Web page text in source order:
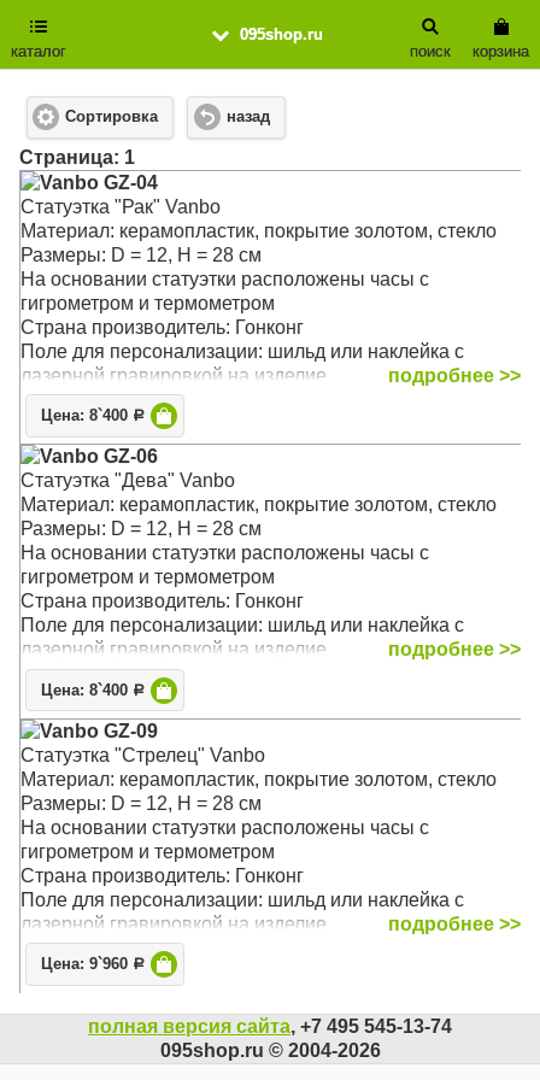
095shop.ru
каталог
корзина
поиск
Сортировка назад
Cтраница: 1
Vanbo GZ-04
Статуэтка "Рак" Vanbo
Материал: керамопластик, покрытие золотом, стекло
Размеры: D = 12, H = 28 см
На основании статуэтки расположены часы с
гигрометром и термометром
Страна производитель: Гонконг
Поле для персонализации: шильд или наклейка с
лазерной гравировкой на изделие
подробнее >>
Цена: 8`400 Р
Vanbo GZ-06
Статуэтка "Дева" Vanbo
Материал: керамопластик, покрытие золотом, стекло
Размеры: D = 12, H = 28 см
На основании статуэтки расположены часы с
гигрометром и термометром
Страна производитель: Гонконг
Поле для персонализации: шильд или наклейка с
лазерной гравировкой на изделие
подробнее >>
Цена: 8`400 Р
Vanbo GZ-09
Статуэтка "Стрелец" Vanbo
Материал: керамопластик, покрытие золотом, стекло
Размеры: D = 12, H = 28 см
На основании статуэтки расположены часы с
гигрометром и термометром
Страна производитель: Гонконг
Поле для персонализации: шильд или наклейка с
лазерной гравировкой на изделие
подробнее >>
Цена: 9`960 Р
полная версия сайта, +7 495 545-13-74
095shop.ru © 2004-2026